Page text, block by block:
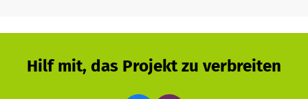
Erinnerungen und Fallkarten machen sichtbar, was hinter
Wänden und Fassaden geschieht und wie sehr Gewalt Teil
unseres gesellschaftlichen Alltags geworden ist.
Hilf mit, das Projekt zu verbreiten